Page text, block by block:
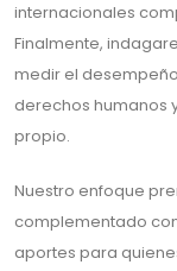
internacionales
Finalmente,
medir el
derechos humanos
propio.
Nuestro enfoque
complementado
aportes para